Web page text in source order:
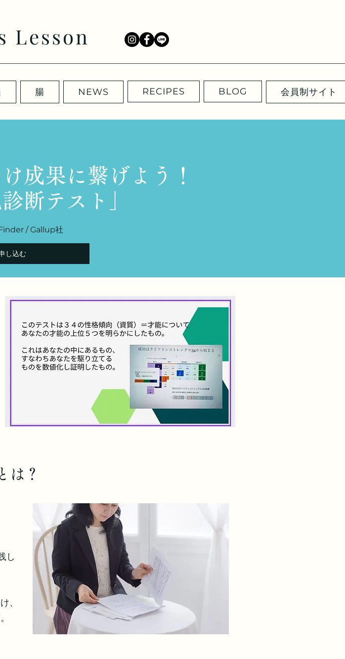
Lesson
腸 NEWS RECIPES BLOG 会員制サイト
成果に繋げよう！
断テスト」
/ Gallup社
し込む
は？
し
、